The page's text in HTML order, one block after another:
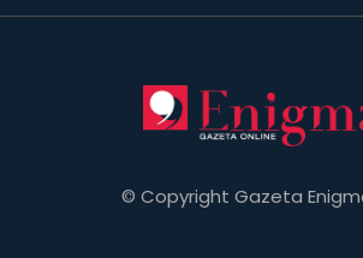
© Copyright Gazeta